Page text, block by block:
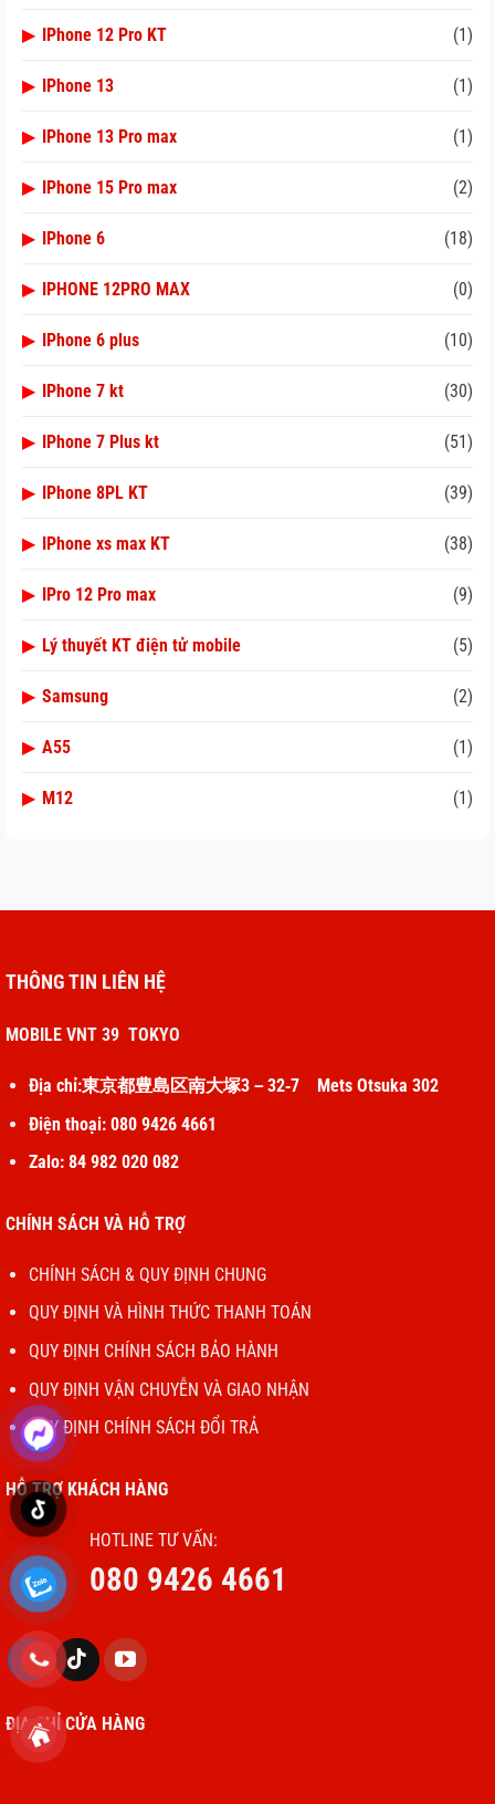
▶ IPhone 12 Pro KT (1)
▶ IPhone 13 (1)
▶ IPhone 13 Pro max (1)
▶ IPhone 15 Pro max (2)
▶ IPhone 6 (18)
▶ IPHONE 12PRO MAX (0)
▶ IPhone 6 plus (10)
▶ IPhone 7 kt (30)
▶ IPhone 7 Plus kt (51)
▶ IPhone 8PL KT (39)
▶ IPhone xs max KT (38)
▶ IPro 12 Pro max (9)
▶ Lý thuyết KT điện tử mobile (5)
▶ Samsung (2)
▶ A55 (1)
▶ M12 (1)
THÔNG TIN LIÊN HỆ
MOBILE VNT 39 TOKYO
Địa chỉ:東京都豊島区南大塚3－32‐7 Mets Otsuka 302
Điện thoại: 080 9426 4661
Zalo: 84 982 020 082
CHÍNH SÁCH VÀ HỖ TRỢ
CHÍNH SÁCH & QUY ĐỊNH CHUNG
QUY ĐỊNH VÀ HÌNH THỨC THANH TOÁN
QUY ĐỊNH CHÍNH SÁCH BẢO HÀNH
QUY ĐỊNH VẬN CHUYỄN VÀ GIAO NHẬN
QUY ĐỊNH CHÍNH SÁCH ĐỔI TRẢ
HỖ TRỢ KHÁCH HÀNG
HOTLINE TƯ VẤN:
080 9426 4661
ĐỊA CHỈ CỬA HÀNG